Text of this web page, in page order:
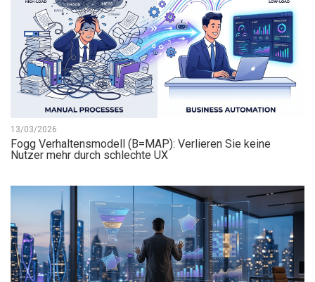
13/03/2026
Fogg Verhaltensmodell (B=MAP): Verlieren Sie keine
Nutzer mehr durch schlechte UX